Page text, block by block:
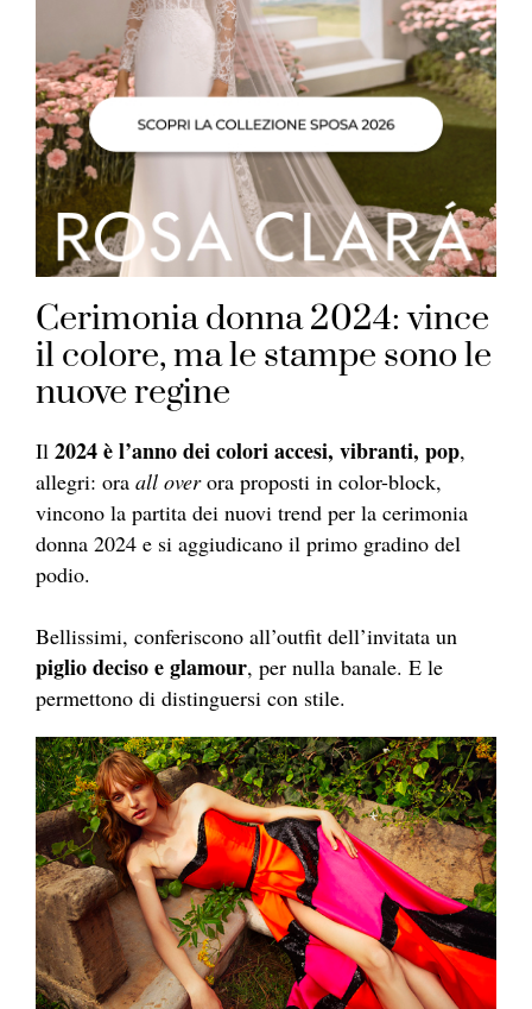
Cerimonia donna 2024: vince
il colore, ma le stampe sono le
nuove regine
Il 2024 è l’anno dei colori accesi, vibranti, pop,
allegri: ora all overora proposti in color-block,
vincono la partita dei nuovi trend per la cerimonia
donna 2024 e si aggiudicano il primo gradino del
podio.
Bellissimi, conferiscono all’outfit dell’invitata un
piglio deciso e glamour, per nulla banale. E le
permettono di distinguersi con stile.